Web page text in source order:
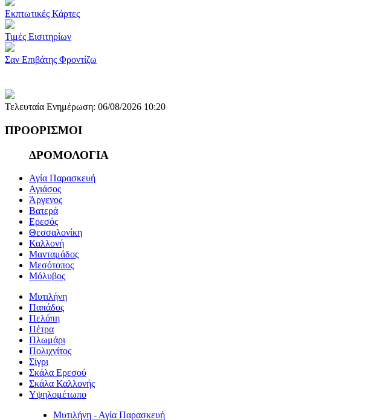
Εκπτωτικές Κάρτες
Τιμές Εισιτηρίων
Σαν Επιβάτης Φροντίζω
Τελευταία Ενημέρωση: 06/08/2026 10:20
ΠΡΟΟΡΙΣΜΟΙ
ΔΡΟΜΟΛΟΓΙΑ
Αγία Παρασκευή
Αγιάσος
Άργενος
Βατερά
Ερεσός
Θεσσαλονίκη
Καλλονή
Μανταμάδος
Μεσότοπος
Μόλυβος
Μυτιλήνη
Παπάδος
Πελόπη
Πέτρα
Πλωμάρι
Πολιχνίτος
Σίγρι
Σκάλα Ερεσού
Σκάλα Καλλονής
Υψηλομέτωπο
Μυτιλήνη - Αγία Παρασκευή